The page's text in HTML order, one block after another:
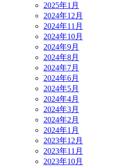
2025年1月
2024年12月
2024年11月
2024年10月
2024年9月
2024年8月
2024年7月
2024年6月
2024年5月
2024年4月
2024年3月
2024年2月
2024年1月
2023年12月
2023年11月
2023年10月